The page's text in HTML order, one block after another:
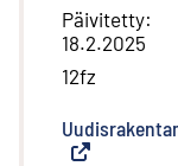
Päivitetty:
18.2.2025
12fz